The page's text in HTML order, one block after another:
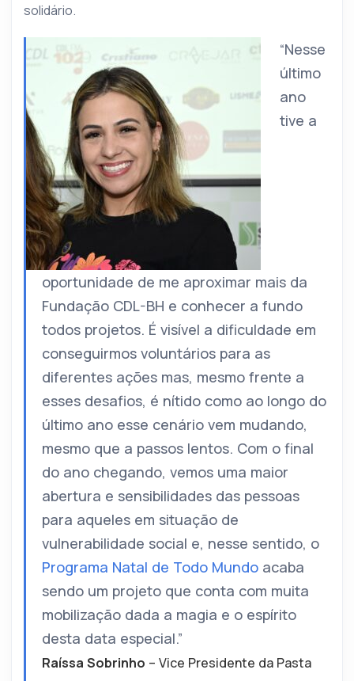
solidário.
“Nesse
último
ano
tive a
oportunidade de me aproximar mais da
Fundação CDL-BH e conhecer a fundo
todos projetos. É visível a dificuldade em
conseguirmos voluntários para as
diferentes ações mas, mesmo frente a
esses desafios, é nítido como ao longo do
último ano esse cenário vem mudando,
mesmo que a passos lentos. Com o final
do ano chegando, vemos uma maior
abertura e sensibilidades das pessoas
para aqueles em situação de
vulnerabilidade social e, nesse sentido, o
Programa Natal de Todo Mundo acaba
sendo um projeto que conta com muita
mobilização dada a magia e o espírito
desta data especial.”
Raíssa Sobrinho – Vice Presidente da Pasta